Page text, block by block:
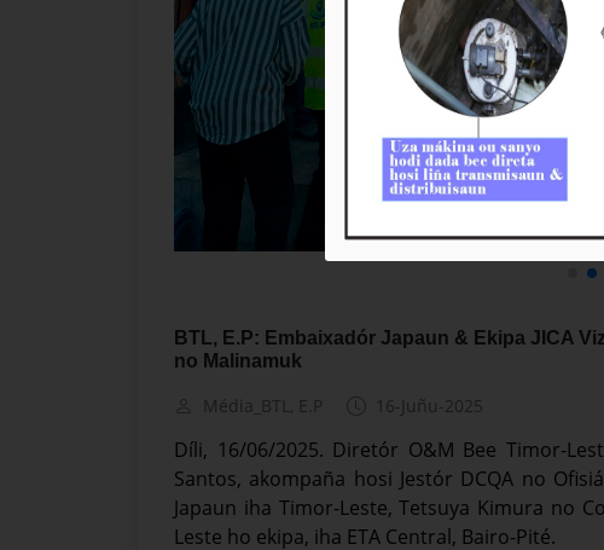
BTL, E.P: Embaixadór Japaun & Ekipa JICA
no Malinamuk
Média_BTL, E.P 16-Juñu-2025
Díli, 16/06/2025. Diretór O&M Bee Timor-
Santos, akompaña hosi Jestór DCQA no
Japaun iha Timor-Leste, Tetsuya Kimura no
Leste ho ekipa, iha ETA Central, Bairo-Pité.